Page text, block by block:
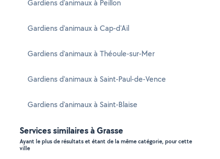
Gardiens d'animaux à Peillon
Gardiens d'animaux à Cap-d'Ail
Gardiens d'animaux à Théoule-sur-Mer
Gardiens d'animaux à Saint-Paul-de-Vence
Gardiens d'animaux à Saint-Blaise
Services similaires à Grasse
Ayant le plus de résultats et étant de la même catégorie, pour cette
ville